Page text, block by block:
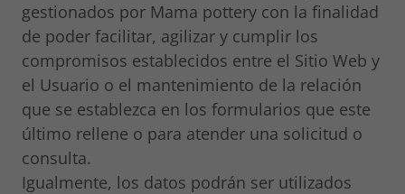
gestionados por Mama pottery con la finalidad
de poder facilitar, agilizar y cumplir los
compromisos establecidos entre el Sitio Web y
el Usuario o el mantenimiento de la relación
que se establezca en los formularios que este
último rellene o para atender una solicitud o
consulta.
Igualmente, los datos podrán ser utilizados